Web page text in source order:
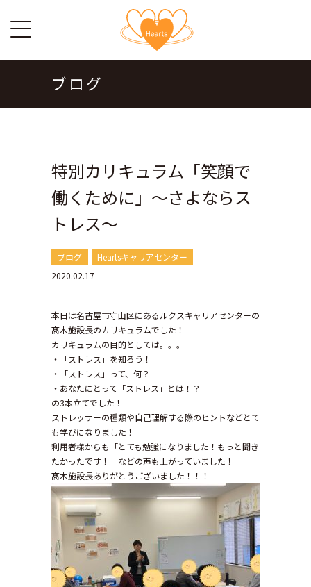
ブログ
特別カリキュラム「笑顔で
働くために」～さよならス
トレス～
ブログ
Heartsキャリアセンター
2020.02.17
本日は名古屋市守山区にあるルクスキャリアセンターの
髙木施設長のカリキュラムでした！
カリキュラムの目的としては。。。
・「ストレス」を知ろう！
・「ストレス」って、何？
・あなたにとって「ストレス」とは！？
の3本立てでした！
ストレッサーの種類や自己理解する際のヒントなどとて
も学びになりました！
利用者様からも「とても勉強になりました！もっと聞き
たかったです！」などの声も上がっていました！
髙木施設長ありがとうございました！！！